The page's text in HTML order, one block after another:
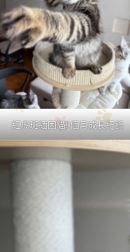
紅虎斑緬因貓9個月成長紀錄